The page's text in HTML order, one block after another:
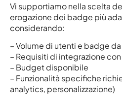
Vi supportiamo nella scelta
erogazione dei badge più
considerando:
– Volume di utenti e badge
– Requisiti di integrazione
– Budget disponibile
– Funzionalità specifiche
analytics, personalizzazione)